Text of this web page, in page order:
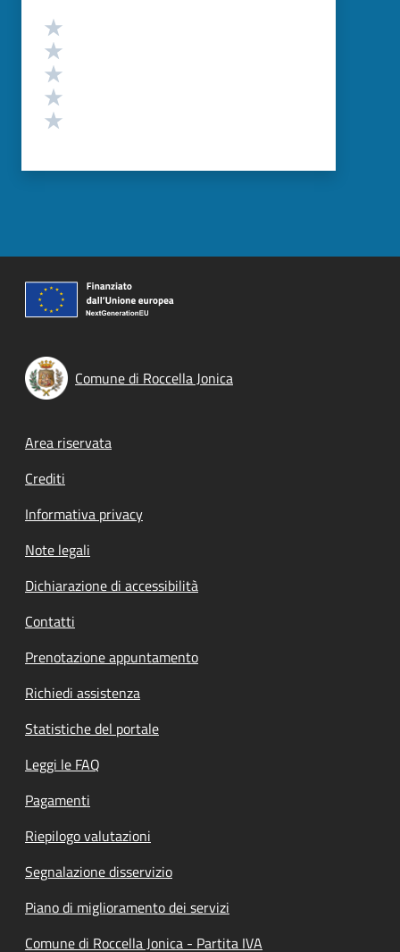
Valutazione
Comune di Roccella Jonica
Footer menu
Area riservata
Crediti
Informativa privacy
Note legali
Dichiarazione di accessibilità
Contatti
Prenotazione appuntamento
Richiedi assistenza
Statistiche del portale
Leggi le FAQ
Pagamenti
Riepilogo valutazioni
Segnalazione disservizio
Piano di miglioramento dei servizi
Comune di Roccella Jonica - Partita IVA